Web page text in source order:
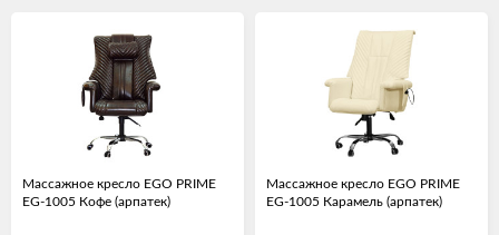
Массажное кресло EGO PRIME
EG-1005 Кофе (арпатек)
Массажное кресло EGO PRIME
EG-1005 Карамель (арпатек)